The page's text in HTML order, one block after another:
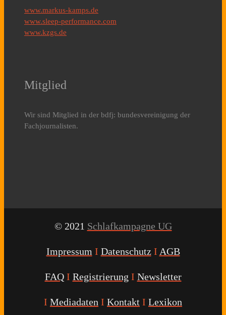
www.markus-kamps.de
www.sleep-performance.com
www.kzgs.de
Mitglied
Wir sind Mitglied in der bdfj: bundesvereinigung der
Fachjournalisten.
© 2021 Schlafkampagne UG
Impressum I Datenschutz I AGB
FAQ I Registrierung I Newsletter
I Mediadaten I Kontakt I Lexikon